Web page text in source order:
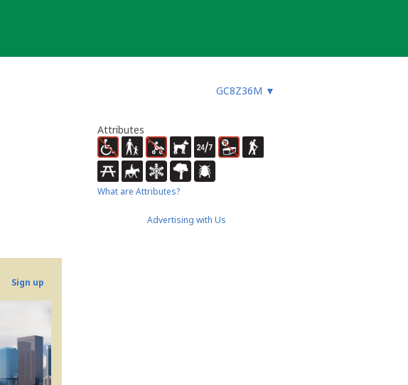
GC8Z36M ▼
Sign up
Attributes
What are Attributes?
Advertising with Us